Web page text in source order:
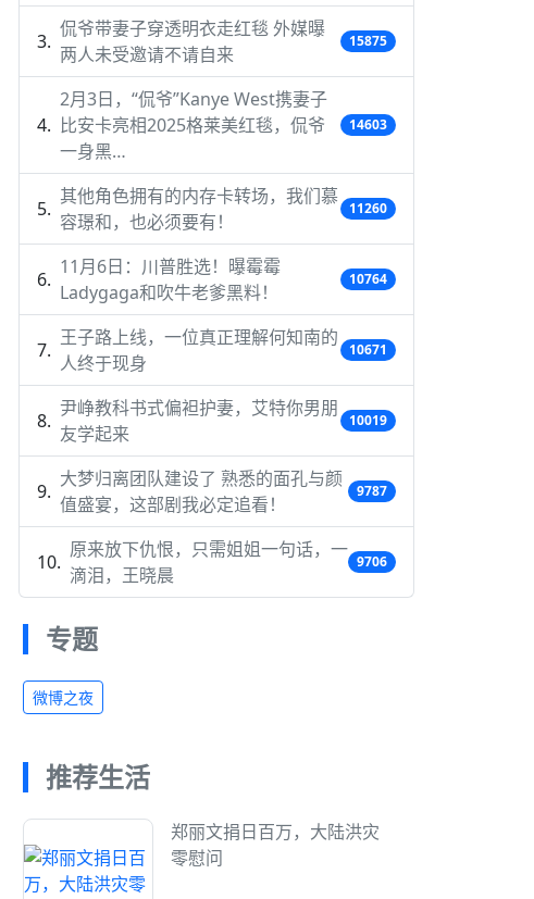
侃爷带妻子穿透明衣走红毯 外媒曝
两人未受邀请不请自来
15875
2月3日，“侃爷”Kanye West携妻子
比安卡亮相2025格莱美红毯，侃爷
一身黑…
14603
其他角色拥有的内存卡转场，我们慕
容璟和，也必须要有！
11260
11月6日：川普胜选！曝霉霉
Ladygaga和吹牛老爹黑料！
10764
王子路上线，一位真正理解何知南的
人终于现身
10671
尹峥教科书式偏袒护妻，艾特你男朋
友学起来
10019
大梦归离团队建设了 熟悉的面孔与颜
值盛宴，这部剧我必定追看！
9787
原来放下仇恨，只需姐姐一句话，一
滴泪，王晓晨
9706
专题
微博之夜
推荐生活
郑丽文捐日百万，大陆洪灾
零慰问